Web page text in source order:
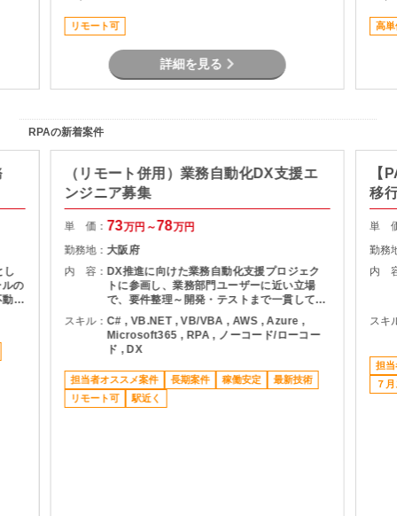
ーバの運用保守 ・拠点のネットワーク配備担
当
リモート可
詳細を見る
高単
RPAの新着案件
し
の
既
（リモート併用）業務自動化DX支援エ
ンジニア募集
単 価： 73万円～78万円
勤務地： 大阪府
内 容： DX推進に向けた業務自動化支援プロジェク
トに参画し、業務部門ユーザーに近い立場
で、要件整理～開発・テストまで一貫して対
応いただきます。 主な業務内容 ・業務部門
ユーザーからの自動化依頼対応 ・業務ヒアリ
ング／要件整理 ・設計書作成 ・Power
Automate（Desktop／Cloud）を用いた自
動化開発 ・テスト実施、問い合わせ・不具合
対応 ・ユーザー開発の伴走支援（操作説明・
相談対応 など）
スキル：C# , VB.NET , VB/VBA , AWS , Azure ,
Microsoft365 , RPA , ノーコード/ローコー
ド , DX
担当者オススメ案件 長期案件 稼働安定
最新技術
リモート可
駅近く
【
移
単
勤務
内
スキ
担当
７